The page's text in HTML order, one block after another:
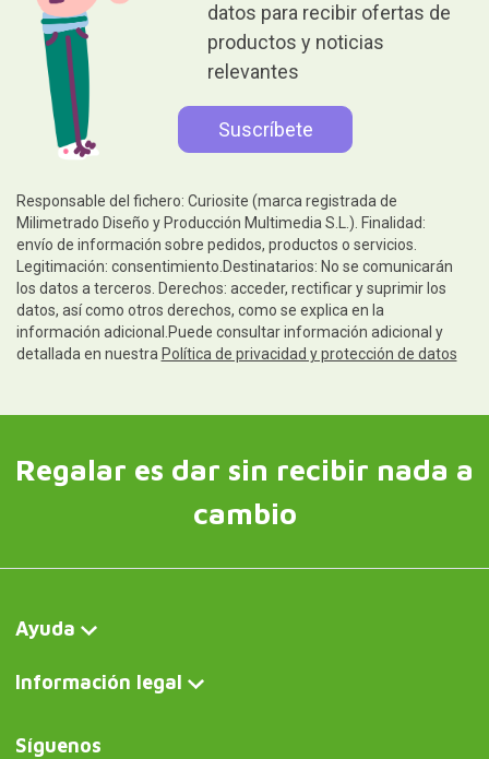
datos para recibir ofertas de
productos y noticias
relevantes
Responsable del fichero: Curiosite (marca registrada de
Milimetrado Diseño y Producción Multimedia S.L.). Finalidad:
envío de información sobre pedidos, productos o servicios.
Legitimación: consentimiento.Destinatarios: No se comunicarán
los datos a terceros. Derechos: acceder, rectificar y suprimir los
datos, así como otros derechos, como se explica en la
información adicional.Puede consultar información adicional y
detallada en nuestra Política de privacidad y protección de datos
Regalar es dar sin recibir nada a
cambio
Ayuda
Información legal
Síguenos